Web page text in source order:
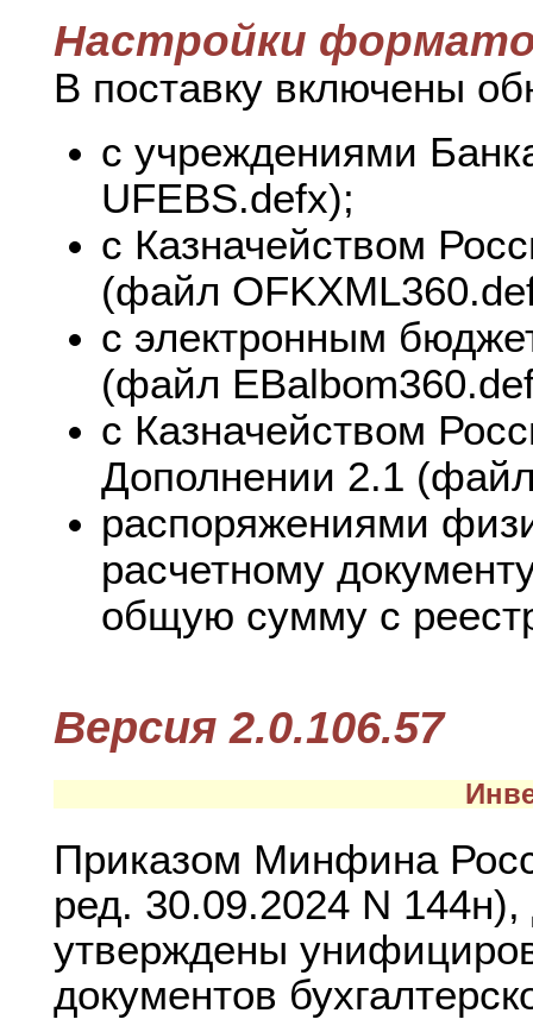
Настройки
В поставку включены
с учреждениями
UFEBS.defx);
с Казначейством
(файл
с электронным
(файл
с Казначейством
Дополнении 2.1
распоряжениями
расчетному
общую сумму с
Версия 2.0.106.57
Приказом Минфина
ред. 30.09.2024 N
утверждены
документов